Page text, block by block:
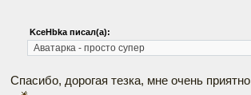
KceHbka писал(а):
Аватарка - просто супер
Спасибо, дорогая тезка, мне очень приятно